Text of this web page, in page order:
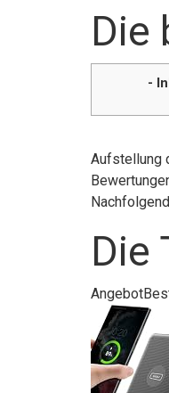
Die
-
Aufstellung
Die
Angebot